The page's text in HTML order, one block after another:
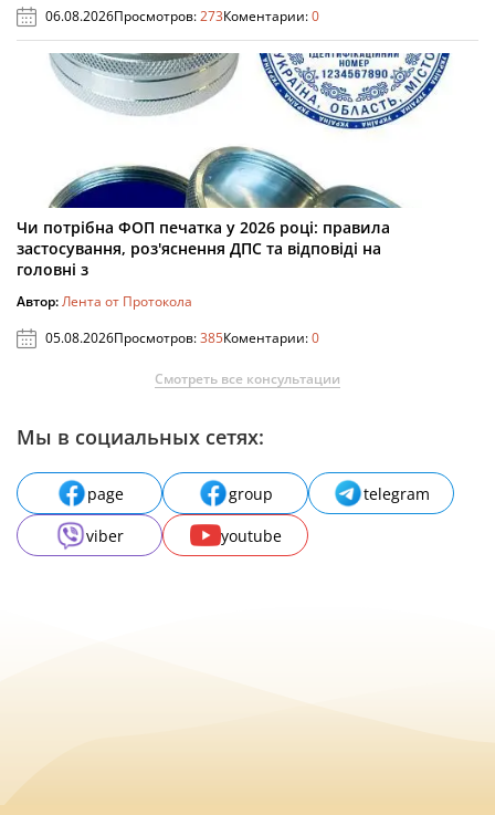
06.08.2026Просмотров:273Коментарии:0
Чи потрібна ФОП печатка у 2026 році: правила
застосування, роз'яснення ДПС та відповіді на
головні з
Автор:Лента от Протокола
05.08.2026Просмотров:385Коментарии:0
Смотреть все консультации
Мы в социальных сетях:
page group
telegram
viber
youtube